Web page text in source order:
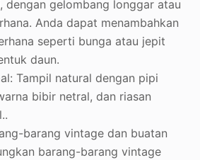
dengan gelombang longgar atau
Anda dapat menambahkan
seperti bunga atau jepit
daun.
Tampil natural dengan pipi
bibir netral, dan riasan
.
barang vintage dan buatan
barang-barang vintage